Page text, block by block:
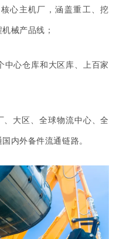
心主机厂，涵盖重工、挖
械产品线；
中心仓库和大区库、上百家
大区、全球物流中心、全
国内外备件流通链路。